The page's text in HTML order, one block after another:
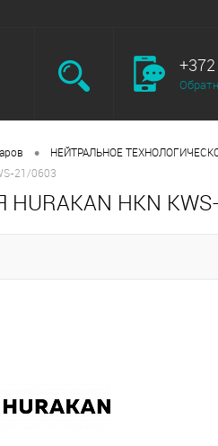
• НЕЙТРАЛЬНОЕ
21/0603
HKN